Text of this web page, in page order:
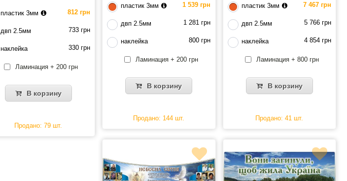
пластик 3мм 812 грн
двп 2.5мм 733 грн
наклейка 330 грн
Ламинация + 200 грн
В корзину
Продано: 79 шт.
пластик 3мм 1 539 грн
двп 2.5мм 1 281 грн
наклейка 800 грн
Ламинация + 200 грн
В корзину
Продано: 144 шт.
пластик 3мм 7 467 грн
двп 2.5мм 5 766 грн
наклейка 4 854 грн
Ламинация + 800 грн
В корзину
Продано: 41 шт.